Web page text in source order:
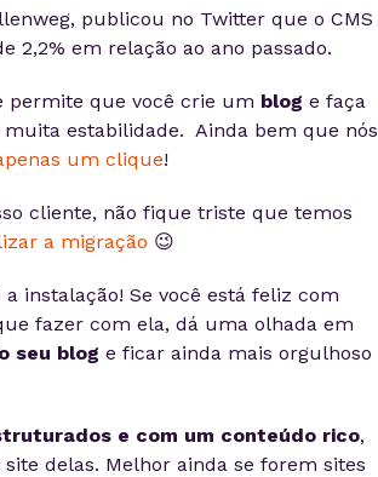
publicou no Twitter que o CMS
2,2% em relação ao ano passado.
que você crie um blog e faça
estabilidade. Ainda bem que nós
um clique!
cliente, não fique triste que temos
a migração 😉
instalação! Se você está feliz com
fazer com ela, dá uma olhada em
seu blog e ficar ainda mais orgulhoso
e com um conteúdo rico,
delas. Melhor ainda se forem sites